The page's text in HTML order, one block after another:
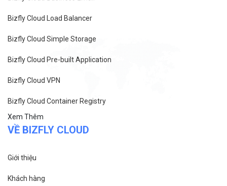
Bizfly Cloud Load Balancer
Bizfly Cloud Simple Storage
Bizfly Cloud Pre-built Application
Bizfly Cloud VPN
Bizfly Cloud Container Registry
Xem Thêm
VỀ BIZFLY CLOUD
Giới thiệu
Khách hàng